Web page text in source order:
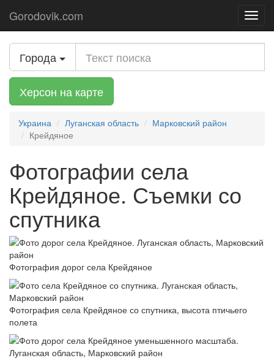
Gorodovik.com
Города
Херсон на карте
Украина Луганская область
Марковский район
Крейдяное
Фотографии села
Крейдяное. Съемки со
спутника
Фотография дорог села Крейдяное
Фотография села Крейдяное со спутника, высота птичьего
полета